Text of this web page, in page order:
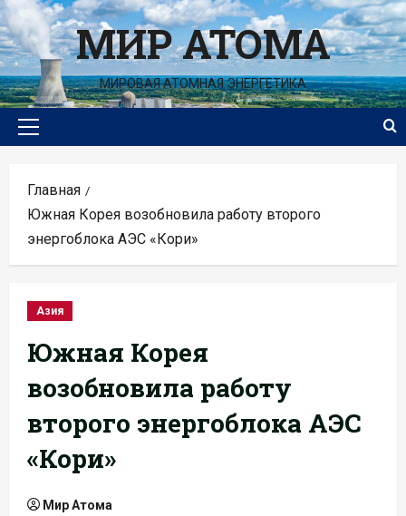
Перейти
к
содержимомуМИР АТОМА
МИРОВАЯ АТОМНАЯ ЭНЕРГЕТИКА
Основное
Главная
Южная Корея возобновила работу второго
энергоблока АЭС «Кори»
Азия
Южная Корея
возобновила работу
второго энергоблока АЭС
«Кори»
Мир Атома